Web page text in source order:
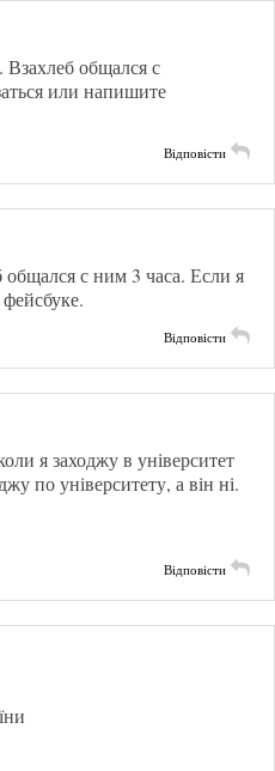
общался с
или напишите
Відповісти
с ним 3 часа. Если я
Відповісти
я заходжу в університет
по університету, а він ні.
Відповісти